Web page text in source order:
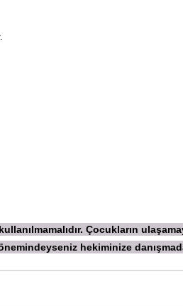
Çocukların
hekiminize